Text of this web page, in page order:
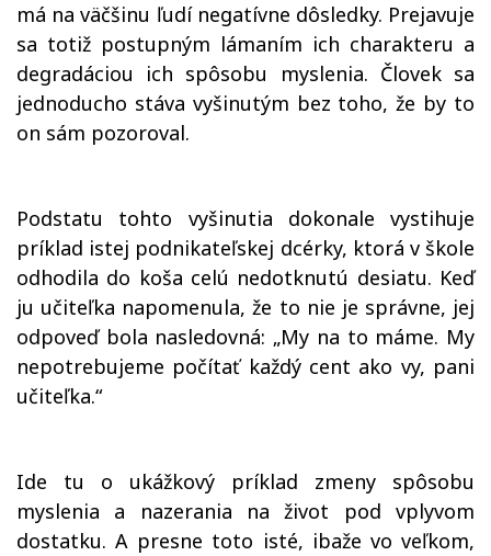
má na väčšinu ľudí negatívne dôsledky. Prejavuje
sa totiž postupným lámaním ich charakteru a
degradáciou ich spôsobu myslenia. Človek sa
jednoducho stáva vyšinutým bez toho, že by to
on sám pozoroval.
Podstatu tohto vyšinutia dokonale vystihuje
príklad istej podnikateľskej dcérky, ktorá v škole
odhodila do koša celú nedotknutú desiatu. Keď
ju učiteľka napomenula, že to nie je správne, jej
odpoveď bola nasledovná: „My na to máme. My
nepotrebujeme počítať každý cent ako vy, pani
učiteľka.“
Ide tu o ukážkový príklad zmeny spôsobu
myslenia a nazerania na život pod vplyvom
dostatku. A presne toto isté, ibaže vo veľkom,